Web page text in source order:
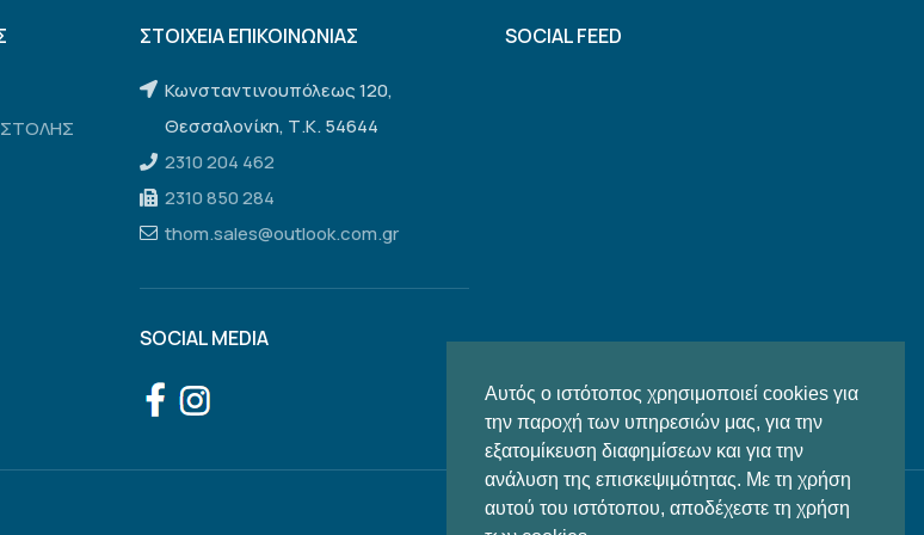
Αυτός ο ιστότοπος χρησιμοποιεί cookies για
την παροχή των υπηρεσιών μας, για την
εξατομίκευση διαφημίσεων και για την
ανάλυση της επισκεψιμότητας. Με τη χρήση
αυτού του ιστότοπου, αποδέχεστε τη χρήση
ΣΤΟΙΧΕΙΑ ΕΠΙΚΟΙΝΩΝΙΑΣ
Κωνσταντινουπόλεως 120,
Θεσσαλονίκη, Τ.Κ. 54644
2310 204 462
2310 850 284
thom.sales@outlook.com.gr
SOCIAL MEDIA
SOCIAL FEED